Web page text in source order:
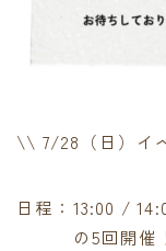
\\ 7/28（日）イ
日程：13:00 /
の5回開催